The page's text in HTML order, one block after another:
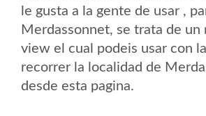
le gusta a la gente de usar ,
Merdassonnet, se trata de un
view el cual podeis usar con
recorrer la localidad de
desde esta pagina.